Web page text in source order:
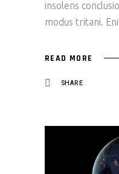
insolens
modus tritani.
READ MORE
SHARE